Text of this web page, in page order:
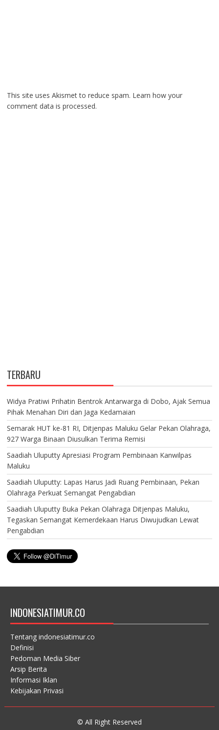
This site uses Akismet to reduce spam. Learn how your
comment data is processed.
TERBARU
Widya Pratiwi Prihatin Bentrok Antarwarga di Dobo, Ajak Semua
Pihak Menahan Diri dan Jaga Kedamaian
Semarak HUT ke-81 RI, Ditjenpas Maluku Gelar Pekan Olahraga,
927 Warga Binaan Diusulkan Terima Remisi
Saadiah Uluputty Apresiasi Program Pembinaan Kanwilpas
Maluku
Saadiah Uluputty: Lapas Harus Jadi Ruang Pembinaan, Pekan
Olahraga Perkuat Semangat Pengabdian
Saadiah Uluputty Buka Pekan Olahraga Ditjenpas Maluku,
Tegaskan Semangat Kemerdekaan Harus Diwujudkan Lewat
Pengabdian
INDONESIATIMUR.CO
Tentang indonesiatimur.co
Definisi
Pedoman Media Siber
Arsip Berita
Informasi Iklan
Kebijakan Privasi
© All Right Reserved